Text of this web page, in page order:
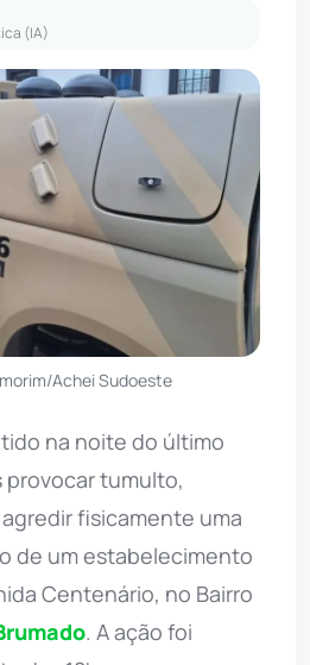
(IA)
Achei Sudoeste
na noite do último
provocar tumulto,
fisicamente uma
de um estabelecimento
Centenário, no Bairro
. A ação foi